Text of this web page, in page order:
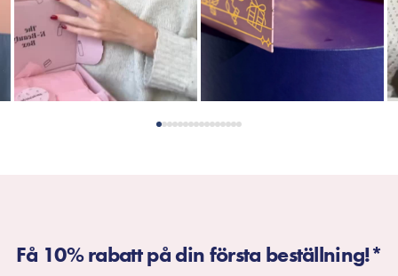
Få 10% rabatt på din första beställning!*